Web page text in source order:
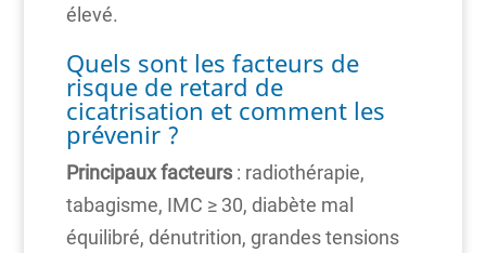
élevé.
Quels sont les facteurs de
risque de retard de
cicatrisation et comment les
prévenir ?
Principaux facteurs: radiothérapie,
tabagisme, IMC ≥ 30, diabète mal
équilibré, dénutrition, grandes tensions